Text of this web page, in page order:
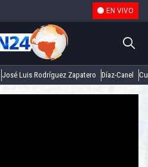
EN VIVO
José Luis Rodríguez Zapatero Díaz-Canel